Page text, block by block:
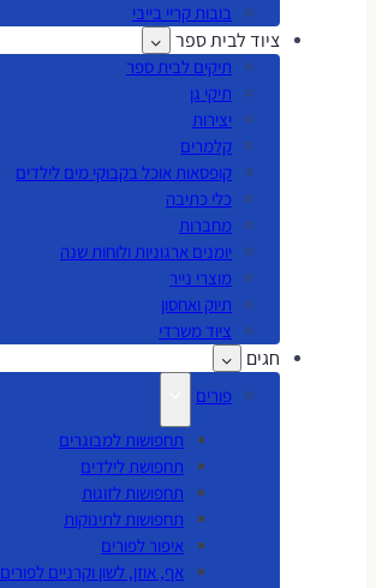
בובות קריי בייבי
ציוד לבית ספר
תיקים לבית ספר
תיקי גן
יצירות
קלמרים
קופסאות אוכל בקבוקי מים לילדים
כלי כתיבה
מחברות
יומנים ארגוניות ולוחות שנה
מוצרי נייר
תיוק ואחסון
ציוד משרדי
חגים
פורים
תחפושות למבוגרים
תחפושת לילדים
תחפושות לזוגות
תחפושות לתינוקות
איפור לפורים
אף, אוזן, לשון וקרניים לפורים